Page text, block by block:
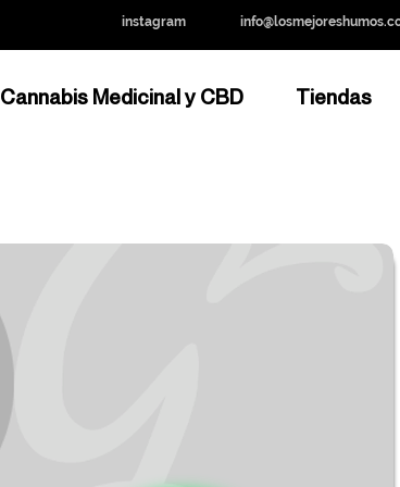
instagram
Cannabis Medicinal y CBD Tiendas